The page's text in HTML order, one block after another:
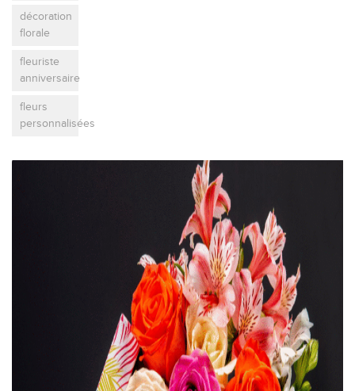
décoration
florale
fleuriste
anniversaire
fleurs
personnalisées